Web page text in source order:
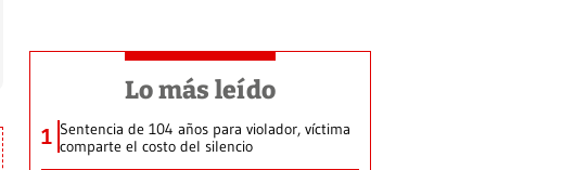
Lo más leído
1 Sentencia de 104 años para violador, víctima
comparte el costo del silencio